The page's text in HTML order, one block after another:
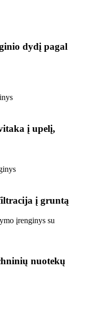
dydį pagal
į upelį,
į gruntą
nuotekų